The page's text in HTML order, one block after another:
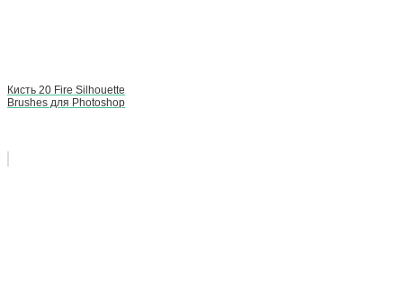
Кисть 20 Fire Silhouette
Brushes для Photoshop